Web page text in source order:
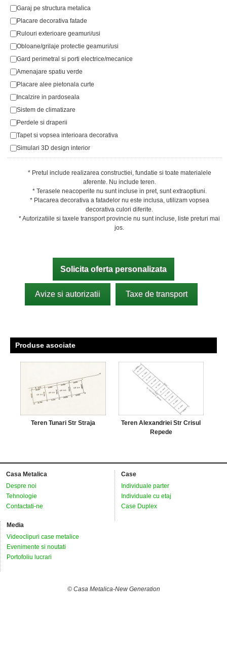
Garaj pe structura metalica
Placare decorativa fatade
Rulouri exterioare geamuri/usi
Obloane/grilaje protectie geamuri/usi
Gard perimetral si porti electrice/mecanice
Amenajare spatiu verde
Placare alee pietonala curte
Incalzire in pardoseala
Sistem de climatizare
Perdele si draperii
Tapet si vopsea interioara decorativa
Simulari 3D design interior
* Pretul include realizarea constructiei, fundatie si toate materialele
aferente. Nu include teren.
* Terasele neacoperite nu sunt incluse in pret, sunt extraoptiuni.
* Placarea decorativa a fatadelor nu este inclusa, utilizam vopsea
decorativa culori diferite.
* Autorizatiile si taxele transport provincie nu sunt incluse, liste preturi mai
jos.
Solicita oferta personalizata
Avize si autorizatii Taxe de transport
Produse asociate
Teren Tunari Str Straja
Teren Alexandriei Str Crisul
Repede
Casa Metalica
Despre noi
Tehnologie
Contactati-ne
Case
Individuale parter
Individuale cu etaj
Case Duplex
Media
Videoclipuri case metalice
Evenimente si noutati
Portofoliu lucrari
© Casa Metalica-New Generation